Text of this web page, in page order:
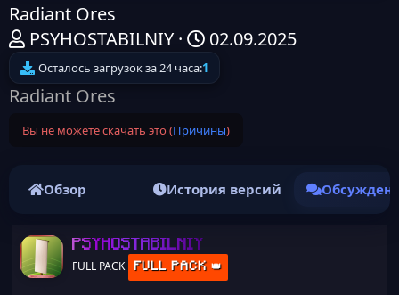
Radiant Ores
А
в
т
р
е
ы
PSYHOSTABILNIY
Д
т
н
ч
а
02.09.2025
Осталось загрузок за 24 часа:1
Radiant Ores
Вы не можете скачать это (Причины)
Обзор История версий
PSYHOSTABILNIY
FULL PACK FULL PACK 👑